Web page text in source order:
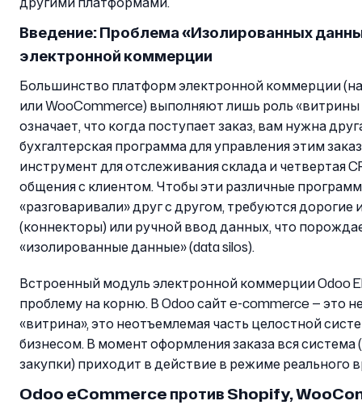
Введение: Проблема «Изолированных
электронной коммерции
Большинство платформ электронной коммерции
или WooCommerce) выполняют лишь роль
означает, что когда поступает заказ, вам нужна
бухгалтерская программа для управления этим
инструмент для отслеживания склада и четвертая
общения с клиентом. Чтобы эти различные
«разговаривали» друг с другом, требуются дорогие
(коннекторы) или ручной ввод данных, что
«изолированные данные» (data silos).
Встроенный модуль электронной коммерции Odoo
проблему на корню. В Odoo сайт e-commerce — это
«витрина», это неотъемлемая часть целостной
бизнесом. В момент оформления заказа вся система
закупки) приходит в действие в режиме реального
Odoo eCommerce против Shopify,